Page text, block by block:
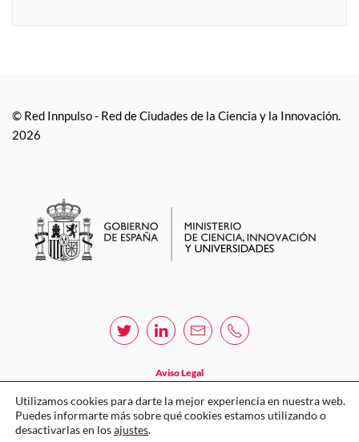
© Red Innpulso - Red de Ciudades de la Ciencia y la Innovación.
2026
Aviso Legal
Política de privacidad
Política de cookies
Utilizamos cookies para darte la mejor experiencia en nuestra web.
Puedes informarte más sobre qué cookies estamos utilizando o
desactivarlas en losajustes.